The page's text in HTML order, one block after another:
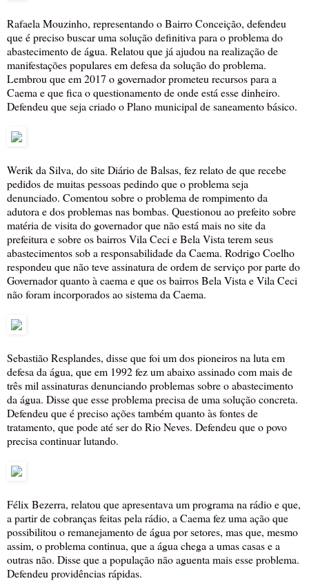
Rafaela Mouzinho, representando o Bairro Conceição, defendeu
que é preciso buscar uma solução definitiva para o problema do
abastecimento de água. Relatou que já ajudou na realização de
manifestações populares em defesa da solução do problema.
Lembrou que em 2017 o governador prometeu recursos para a
Caema e que fica o questionamento de onde está esse dinheiro.
Defendeu que seja criado o Plano municipal de saneamento básico.
Werik da Silva, do site Diário de Balsas, fez relato de que recebe
pedidos de muitas pessoas pedindo que o problema seja
denunciado. Comentou sobre o problema de rompimento da
adutora e dos problemas nas bombas. Questionou ao prefeito sobre
matéria de visita do governador que não está mais no site da
prefeitura e sobre os bairros Vila Ceci e Bela Vista terem seus
abastecimentos sob a responsabilidade da Caema. Rodrigo Coelho
respondeu que não teve assinatura de ordem de serviço por parte do
Governador quanto à caema e que os bairros Bela Vista e Vila Ceci
não foram incorporados ao sistema da Caema.
Sebastião Resplandes, disse que foi um dos pioneiros na luta em
defesa da água, que em 1992 fez um abaixo assinado com mais de
três mil assinaturas denunciando problemas sobre o abastecimento
da água. Disse que esse problema precisa de uma solução concreta.
Defendeu que é preciso ações também quanto às fontes de
tratamento, que pode até ser do Rio Neves. Defendeu que o povo
precisa continuar lutando.
Félix Bezerra, relatou que apresentava um programa na rádio e que,
a partir de cobranças feitas pela rádio, a Caema fez uma ação que
possibilitou o remanejamento de água por setores, mas que, mesmo
assim, o problema continua, que a água chega a umas casas e a
outras não. Disse que a população não aguenta mais esse problema.
Defendeu providências rápidas.